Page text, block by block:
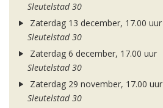
Sleutelstad 30
Zaterdag 13 december, 17.00 uur
Sleutelstad 30
Zaterdag 6 december, 17.00 uur
Sleutelstad 30
Zaterdag 29 november, 17.00 uur
Sleutelstad 30